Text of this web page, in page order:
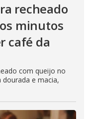
recheado
minutos
café da
com queijo no
e macia,